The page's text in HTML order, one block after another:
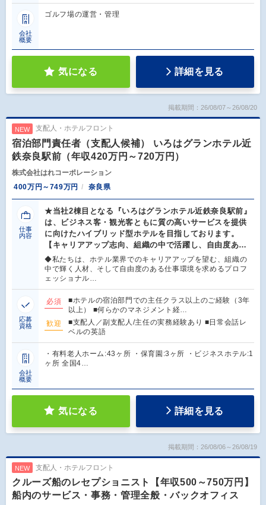
会社
概要
ゴルフ場の運営・管理
気になる 詳細を見る
掲載期間：26/08/07～26/08/20
NEW 支配人・ホテルフロント
宿泊部門責任者（支配人候補） いろはグランホテル近
鉄奈良駅前（年収420万円～720万円）
株式会社はれコーポレーション
400万円～749万円
奈良県
仕事
内容
★当社2棟目となる『いろはグランホテル近鉄奈良駅前』
は、ビジネス客・観光客ともに質の高いサービスを提供
に向けたハイブリッド型ホテルを目指しております。
【キャリアアップ志向、組織の中で活躍し、自由度あ…
◆私たちは、ホテル業界でのキャリアアップを望む、組織の
中で輝く人材、そして自由度のある仕事環境を求めるプロフ
ェッショナル…
応募
資格
必須
■ホテルの宿泊部門での主任クラス以上のご経験（3年
以上） ■何らかのマネジメント経…
歓迎
■支配人／副支配人/主任の実務経験あり ■日常会話レ
ベルの英語
会社
概要
・有料老人ホーム:43ヶ所 ・保育園:3ヶ所 ・ビジネスホテル:1
ヶ所 全国4…
気になる 詳細を見る
掲載期間：26/08/06～26/08/19
NEW 支配人・ホテルフロント
クルーズ船のレセプショニスト【年収500～750万円】
船内のサービス・事務・管理全般・バックオフィス